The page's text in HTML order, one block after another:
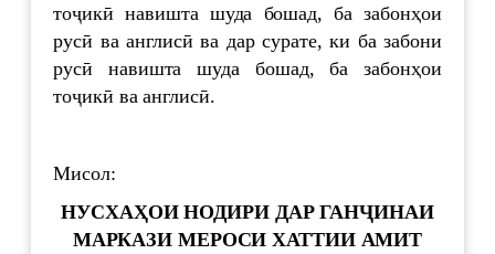
тоҷикӣ навишта шуда бошад, ба забонҳои
русӣ ва англисӣ ва дар сурате, ки ба забони
русӣ навишта шуда бошад, ба забонҳои
тоҷикӣ ва англисӣ.
Мисол:
НУСХАҲОИ НОДИРИ ДАР ГАНҶИНАИ
МАРКАЗИ МЕРОСИ ХАТТИИ АМИТ